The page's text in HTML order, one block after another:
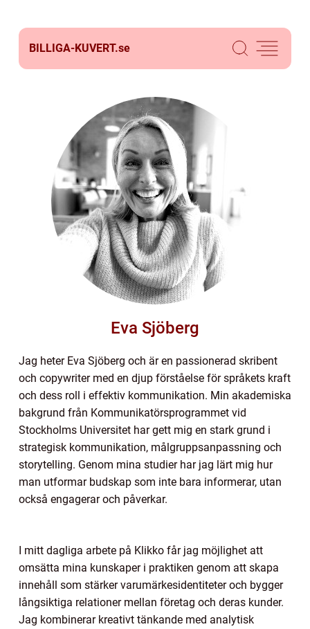
BILLIGA-KUVERT.se
Eva Sjöberg
Jag heter Eva Sjöberg och är en passionerad skribent
och copywriter med en djup förståelse för språkets kraft
och dess roll i effektiv kommunikation. Min akademiska
bakgrund från Kommunikatörsprogrammet vid
Stockholms Universitet har gett mig en stark grund i
strategisk kommunikation, målgruppsanpassning och
storytelling. Genom mina studier har jag lärt mig hur
man utformar budskap som inte bara informerar, utan
också engagerar och påverkar.
I mitt dagliga arbete på Klikko får jag möjlighet att
omsätta mina kunskaper i praktiken genom att skapa
innehåll som stärker varumärkesidentiteter och bygger
långsiktiga relationer mellan företag och deras kunder.
Jag kombinerar kreativt tänkande med analytisk